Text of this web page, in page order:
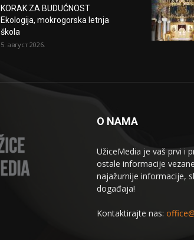
KORAK ZA BUDUĆNOST
Ekologija, mokrogorska letnja
škola
5. август 2026.
O NAMA
UžiceMedia je vaš prvi i
ostale informacije
najažurnije informacije,
događaja!
Kontaktirajte nas: